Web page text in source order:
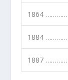
1864
1884
1887